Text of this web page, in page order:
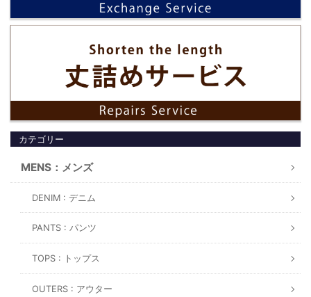
カテゴリー
MENS：メンズ
DENIM : デニム
PANTS : パンツ
TOPS : トップス
OUTERS : アウター